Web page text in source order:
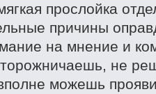
прослойка
причины
на мнение и
не
можешь